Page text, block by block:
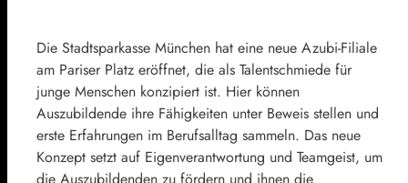
Die Stadtsparkasse München hat eine neue Azubi-Filiale
am Pariser Platz eröffnet, die als Talentschmiede für
junge Menschen konzipiert ist. Hier können
Auszubildende ihre Fähigkeiten unter Beweis stellen und
erste Erfahrungen im Berufsalltag sammeln. Das neue
Konzept setzt auf Eigenverantwortung und Teamgeist, um
die Auszubildenden zu fördern und ihnen die